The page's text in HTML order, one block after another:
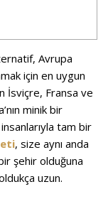
Avrupa
için en uygun
İsviçre, Fransa ve
minik bir
tam bir
, size aynı anda
şehir olduğuna
uzun.